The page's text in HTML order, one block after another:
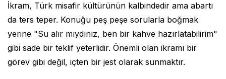
İkram, Türk misafir kültürünün kalbindedir ama abartı
da ters teper. Konuğu peş peşe sorularla boğmak
yerine "Su alır mıydınız, ben bir kahve hazırlatabilirim"
gibi sade bir teklif yeterlidir. Önemli olan ikramı bir
görev gibi değil, içten bir jest olarak sunmaktır.